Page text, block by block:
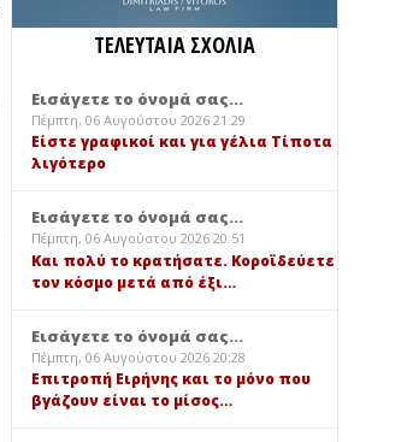
ΤΕΛΕΥΤΑΙΑ ΣΧΟΛΙΑ
Εισάγετε το όνομά σας...
Πέμπτη, 06 Αυγούστου 2026 21:29
Είστε γραφικοί και για γέλια Τίποτα
λιγότερο
Εισάγετε το όνομά σας...
Πέμπτη, 06 Αυγούστου 2026 20:51
Και πολύ το κρατήσατε. Κοροϊδεύετε
τον κόσμο μετά από έξι…
Εισάγετε το όνομά σας...
Πέμπτη, 06 Αυγούστου 2026 20:28
Επιτροπή Ειρήνης και το μόνο που
βγάζουν είναι το μίσος…